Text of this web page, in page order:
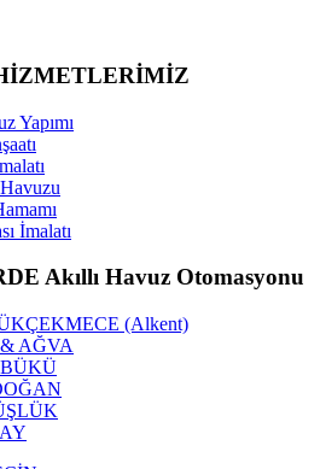
Yapımı
İmalatı
Akıllı Havuz Otomasyonu
(Alkent)
AĞVA